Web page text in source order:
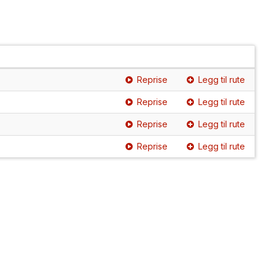
Reprise Legg til rute
Reprise Legg til rute
Reprise Legg til rute
Reprise Legg til rute